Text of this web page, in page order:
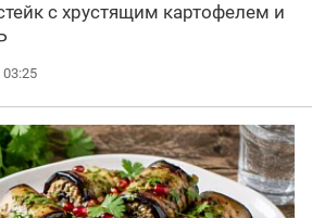
с хрустящим картофелем и
03:25